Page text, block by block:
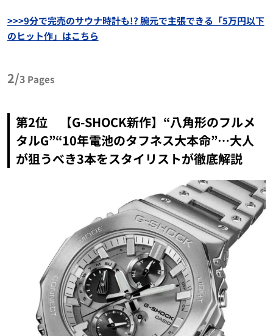
>>>9分で完売のサウナ時計も!? 腕元で主張できる「5万円以下
のヒット作」はこちら
2/3 Pages
第2位 【G-SHOCK新作】“八角形のフルメ
タルG”“10年電池のタフネス大本命”…大人
が狙うべき3本をスタイリストが徹底解説